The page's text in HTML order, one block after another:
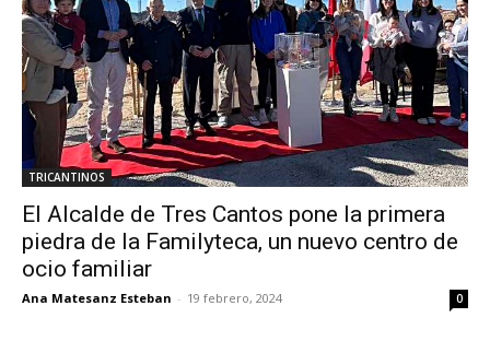
TRICANTINOS
El Alcalde de Tres Cantos pone la primera
piedra de la Familyteca, un nuevo centro de
ocio familiar
Ana Matesanz Esteban - 19 febrero, 2024 0